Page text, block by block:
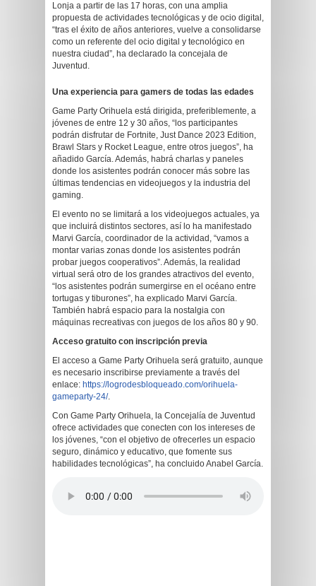
Lonja a partir de las 17 horas, con una amplia
propuesta de actividades tecnológicas y de ocio digital,
“tras el éxito de años anteriores, vuelve a consolidarse
como un referente del ocio digital y tecnológico en
nuestra ciudad”, ha declarado la concejala de
Juventud.
Una experiencia para gamers de todas las edades
Game Party Orihuela está dirigida, preferiblemente, a
jóvenes de entre 12 y 30 años, “los participantes
podrán disfrutar de Fortnite, Just Dance 2023 Edition,
Brawl Stars y Rocket League, entre otros juegos”, ha
añadido García. Además, habrá charlas y paneles
donde los asistentes podrán conocer más sobre las
últimas tendencias en videojuegos y la industria del
gaming.
El evento no se limitará a los videojuegos actuales, ya
que incluirá distintos sectores, así lo ha manifestado
Marvi García, coordinador de la actividad, “vamos a
montar varias zonas donde los asistentes podrán
probar juegos cooperativos”. Además, la realidad
virtual será otro de los grandes atractivos del evento,
“los asistentes podrán sumergirse en el océano entre
tortugas y tiburones”, ha explicado Marvi García.
También habrá espacio para la nostalgia con
máquinas recreativas con juegos de los años 80 y 90.
Acceso gratuito con inscripción previa
El acceso a Game Party Orihuela será gratuito, aunque
es necesario inscribirse previamente a través del
enlace: https://logrodesbloqueado.com/orihuela-
gameparty-24/.
Con Game Party Orihuela, la Concejalía de Juventud
ofrece actividades que conecten con los intereses de
los jóvenes, “con el objetivo de ofrecerles un espacio
seguro, dinámico y educativo, que fomente sus
habilidades tecnológicas”, ha concluido Anabel García.